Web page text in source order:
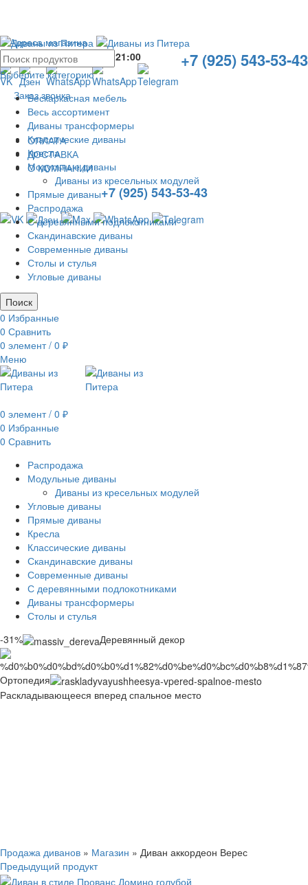
Адреса магазина
+7 (925) 543-53-43
Без выходных с10:00 21:00
Заказ звонка
ОПЛАТА
ДОСТАВКА
О КОМПАНИИ
+7 (925) 543-53-43
Выберите категорию
Бескаркасная мебель
Весь ассортимент
Диваны трансформеры
Классические диваны
Кресла
Модульные диваны
Диваны из кресельных модулей
Прямые диваны
Распродажа
С деревянными подлокотниками
Скандинавские диваны
Современные диваны
Столы и стулья
Угловые диваны
Поиск
0 Избранные
0 Сравнить
0 элемент / 0 ₽
Меню
0 элемент / 0 ₽
0 Избранные
0 Сравнить
Распродажа
Модульные диваны
Диваны из кресельных модулей
Угловые диваны
Прямые диваны
Кресла
Классические диваны
Скандинавские диваны
Современные диваны
С деревянными подлокотниками
Диваны трансформеры
Столы и стулья
-31%
Деревянный декор
Ортопедия
Раскладывающееся вперед спальное место
Продажа диванов » Магазин » Диван аккордеон Верес
Предыдущий продукт